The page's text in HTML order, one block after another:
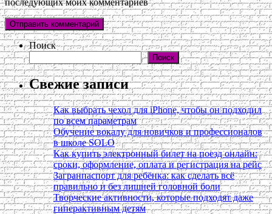
последующих моих комментариев
Поиск
Поиск
Свежие записи
Как выбрать чехол для iPhone, чтобы он подходил
по всем параметрам
Обучение вокалу для новичков и профессионалов
в школе SOLO
Как купить электронный билет на поезд онлайн:
сроки, оформление, оплата и регистрация на рейс
Загранпаспорт для ребёнка: как сделать всё
правильно и без лишней головной боли
Творческие активности, которые подходят даже
гиперактивным детям